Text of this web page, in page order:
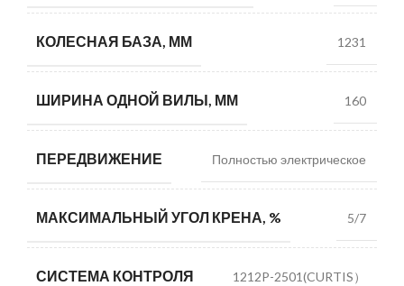
КОЛЕСНАЯ БАЗА, ММ 1231
ШИРИНА ОДНОЙ ВИЛЫ, ММ 160
ПЕРЕДВИЖЕНИЕ Полностью электрическое
МАКСИМАЛЬНЫЙ УГОЛ КРЕНА, % 5/7
СИСТЕМА КОНТРОЛЯ 1212P-2501(CURTIS）